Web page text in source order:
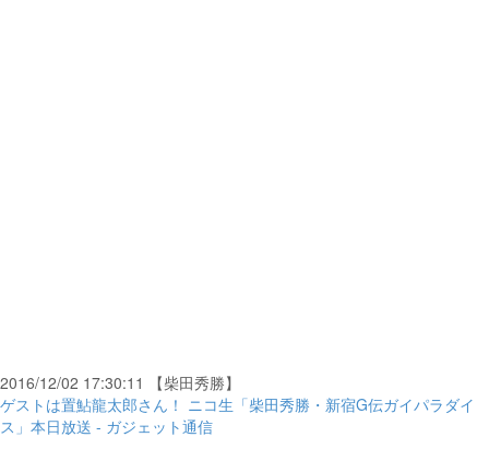
2016/12/02 17:30:11 【柴田秀勝】
ゲストは置鮎龍太郎さん！ ニコ生「柴田秀勝・新宿G伝ガイパラダイ
ス」本日放送 - ガジェット通信